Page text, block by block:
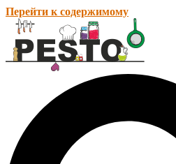
Перейти к содержимому